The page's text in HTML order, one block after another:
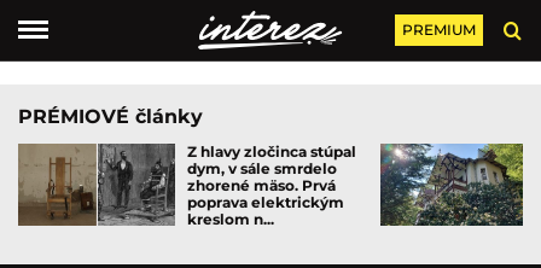
PREMIUM
PRÉMIOVÉ články
Z hlavy zločinca stúpal
dym, v sále smrdelo
zhorené mäso. Prvá
poprava elektrickým
kreslom n...